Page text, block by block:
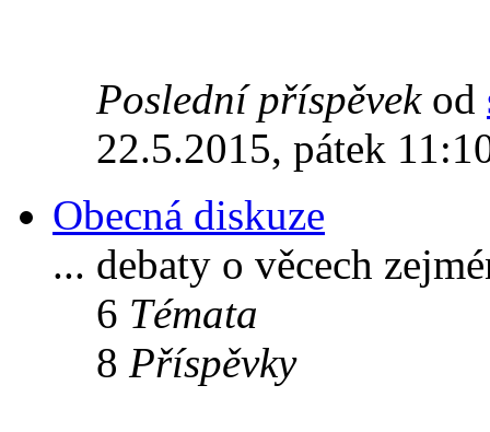
Poslední příspěvekod
22.5.2015, pátek
Obecná diskuze
... debaty o věcech
6 Témata
8 Příspěvky